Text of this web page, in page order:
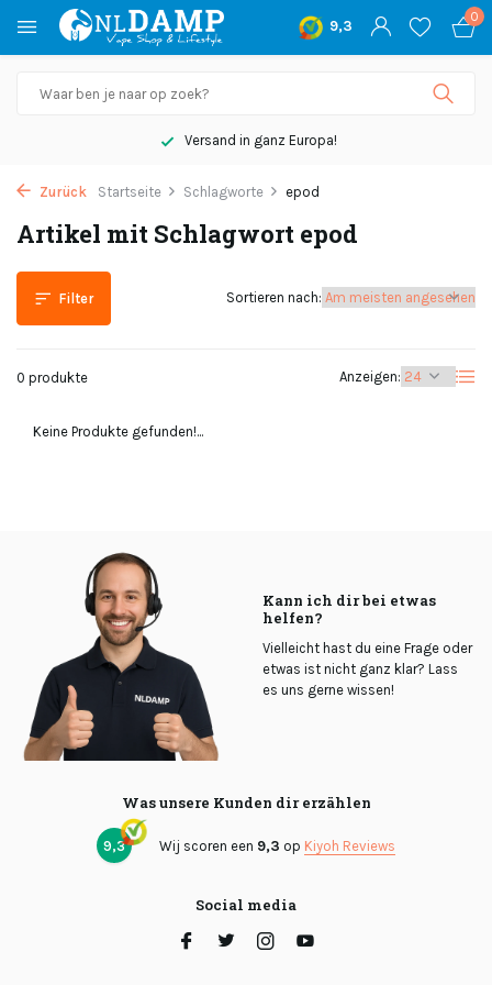
9,3
0
Versand in ganz Europa!
Zurück Startseite Schlagworte epod
Artikel mit Schlagwort epod
Filter
0 produkte Anzeigen:
Sortieren nach:
Keine Produkte gefunden!...
Kann ich dir bei etwas
helfen?
Vielleicht hast du eine Frage oder
etwas ist nicht ganz klar? Lass
es uns gerne wissen!
Was unsere Kunden dir erzählen
9,3 Wij scoren een 9,3 op Kiyoh Reviews
Social media